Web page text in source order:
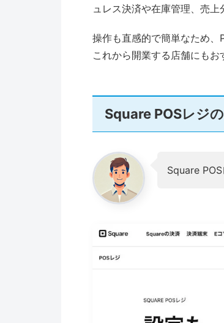
ュレス決済や在庫管理、売上
操作も直感的で簡単なため、
これから開業する店舗にもお
Square POSレジ
Square